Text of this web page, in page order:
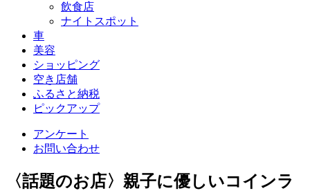
飲食店
ナイトスポット
車
美容
ショッピング
空き店舗
ふるさと納税
ピックアップ
アンケート
お問い合わせ
〈話題のお店〉親子に優しいコインラ